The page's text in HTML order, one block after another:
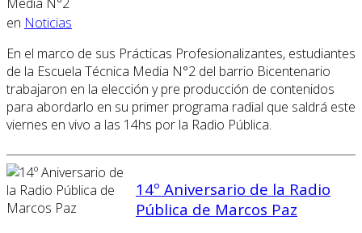
en Noticias
En el marco de sus Prácticas Profesionalizantes, estudiantes
de la Escuela Técnica Media N°2 del barrio Bicentenario
trabajaron en la elección y pre producción de contenidos
para abordarlo en su primer programa radial que saldrá este
viernes en vivo a las 14hs por la Radio Pública.
14º Aniversario de la Radio
Pública de Marcos Paz